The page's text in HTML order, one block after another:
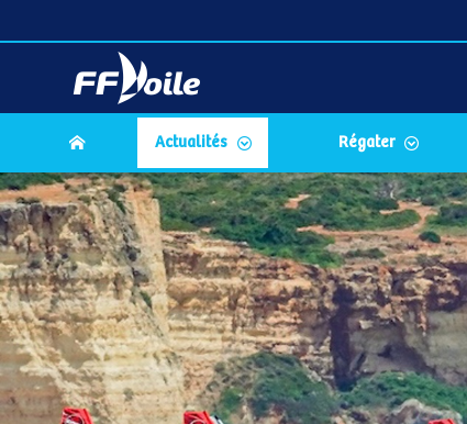
Actualités Régater